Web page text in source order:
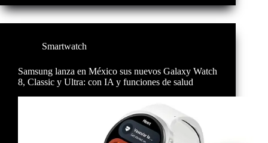
Smartwatch
Samsung lanza en México sus nuevos Galaxy Watch
8, Classic y Ultra: con IA y funciones de salud